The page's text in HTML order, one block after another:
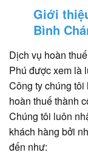
Giới
Bình
Dịch vụ hoàn
Phú được xem là
Công ty chúng
hoàn thuế thành
Chúng tôi luôn
khách hàng bởi
đến như: